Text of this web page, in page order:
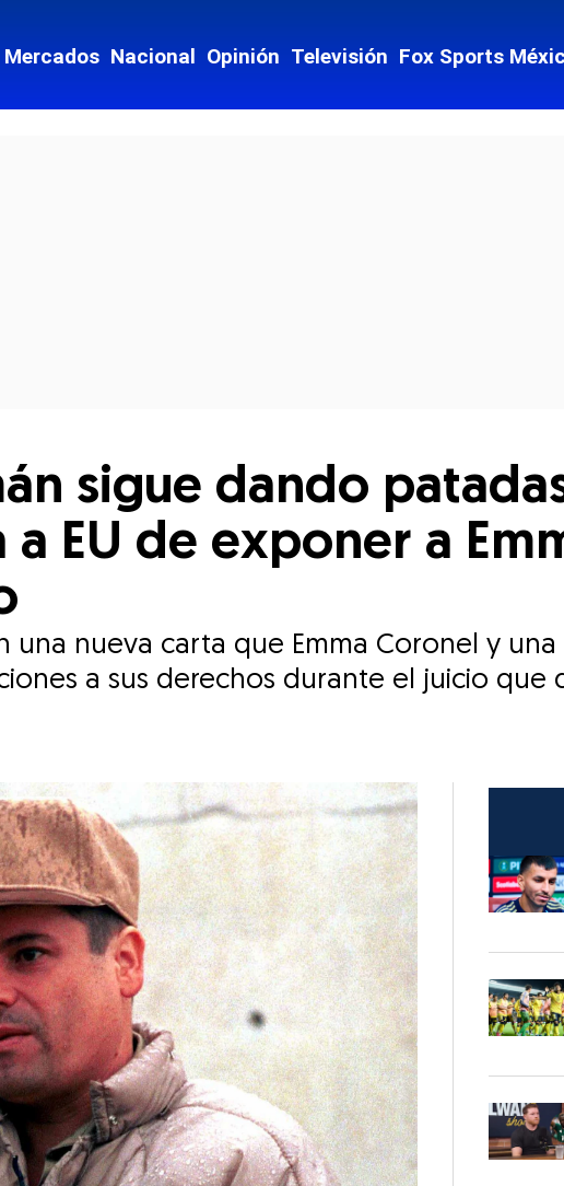
Mercados Nacional Opinión Televisión Fox Sports
sigue dando
EU de exponer a
una nueva carta que Emma Coronel y una
a sus derechos durante el juicio que
whatsapp
Opens
Opens
Opens